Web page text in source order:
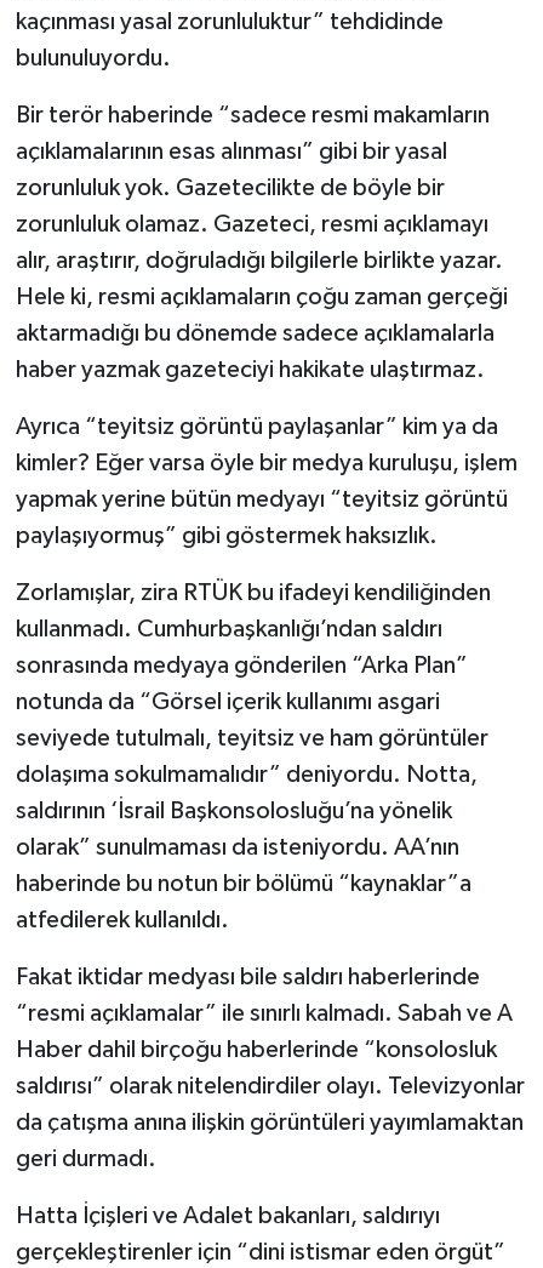
kaçınması yasal zorunluluktur” tehdidinde
bulunuluyordu.
Bir terör haberinde “sadece resmi makamların
açıklamalarının esas alınması” gibi bir yasal
zorunluluk yok. Gazetecilikte de böyle bir
zorunluluk olamaz. Gazeteci, resmi açıklamayı
alır, araştırır, doğruladığı bilgilerle birlikte yazar.
Hele ki, resmi açıklamaların çoğu zaman gerçeği
aktarmadığı bu dönemde sadece açıklamalarla
haber yazmak gazeteciyi hakikate ulaştırmaz.
Ayrıca “teyitsiz görüntü paylaşanlar” kim ya da
kimler? Eğer varsa öyle bir medya kuruluşu, işlem
yapmak yerine bütün medyayı “teyitsiz görüntü
paylaşıyormuş” gibi göstermek haksızlık.
Zorlamışlar, zira RTÜK bu ifadeyi kendiliğinden
kullanmadı. Cumhurbaşkanlığı’ndan saldırı
sonrasında medyaya gönderilen “Arka Plan”
notunda da “Görsel içerik kullanımı asgari
seviyede tutulmalı, teyitsiz ve ham görüntüler
dolaşıma sokulmamalıdır” deniyordu. Notta,
saldırının ‘İsrail Başkonsolosluğu’na yönelik
olarak” sunulmaması da isteniyordu. AA’nın
haberinde bu notun bir bölümü “kaynaklar”a
atfedilerek kullanıldı.
Fakat iktidar medyası bile saldırı haberlerinde
“resmi açıklamalar” ile sınırlı kalmadı. Sabah ve A
Haber dahil birçoğu haberlerinde “konsolosluk
saldırısı” olarak nitelendirdiler olayı. Televizyonlar
da çatışma anına ilişkin görüntüleri yayımlamaktan
geri durmadı.
Hatta İçişleri ve Adalet bakanları, saldırıyı
gerçekleştirenler için “dini istismar eden örgüt”